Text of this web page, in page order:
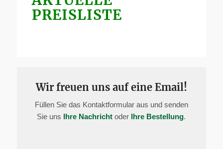
PREISLISTE
Wir freuen uns auf eine Email!
Füllen Sie das Kontaktformular aus und senden
Sie uns Ihre Nachrichtoder Ihre Bestellung.